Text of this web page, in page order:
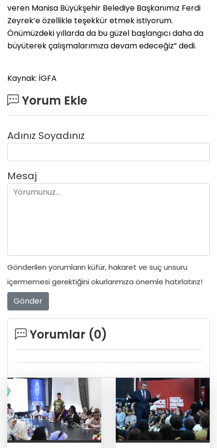
veren Manisa Büyükşehir Belediye Başkanımız Ferdi
Zeyrek’e özellikle teşekkür etmek istiyorum.
Önümüzdeki yıllarda da bu güzel başlangıcı daha da
büyüterek çalışmalarımıza devam edeceğiz” dedi.
Kaynak: İGFA
Yorum Ekle
Adınız Soyadınız
Mesaj
Gönderilen yorumların küfür, hakaret ve suç unsuru
içermemesi gerektiğini okurlarımıza önemle hatırlatırız!
Gönder
Yorumlar (0)